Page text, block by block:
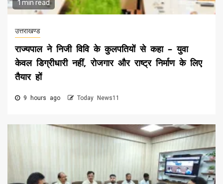
1 min read
उत्तराखण्ड
राज्यपाल ने निजी विवि के कुलपतियों से कहा – युवा
केवल डिग्रीधारी नहीं, रोजगार और राष्ट्र निर्माण के लिए
तैयार हों
9 hours ago Today News11